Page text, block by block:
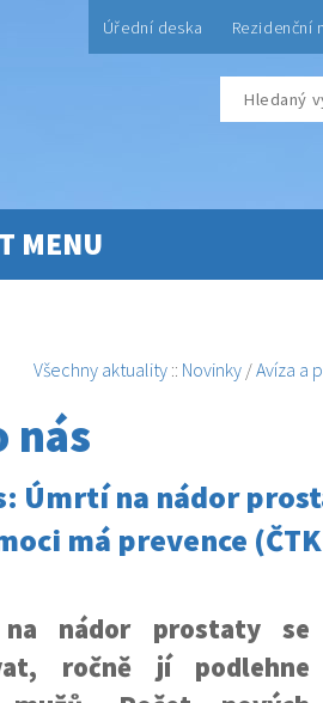
Úřední deska Rezidenční
MENU
Všechny aktuality :: Novinky /Avíza a
nás
Úmrtí na nádor
má prevence
nádor prostaty se
ročně jí podlehne